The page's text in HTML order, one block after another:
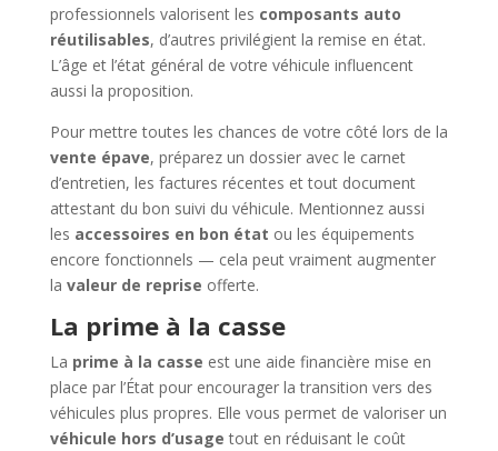
professionnels valorisent les composants auto
réutilisables, d’autres privilégient la remise en état.
L’âge et l’état général de votre véhicule influencent
aussi la proposition.
Pour mettre toutes les chances de votre côté lors de la
vente épave, préparez un dossier avec le carnet
d’entretien, les factures récentes et tout document
attestant du bon suivi du véhicule. Mentionnez aussi
les accessoires en bon état ou les équipements
encore fonctionnels — cela peut vraiment augmenter
la valeur de reprise offerte.
La prime à la casse
La prime à la casse est une aide financière mise en
place par l’État pour encourager la transition vers des
véhicules plus propres. Elle vous permet de valoriser un
véhicule hors d’usage tout en réduisant le coût